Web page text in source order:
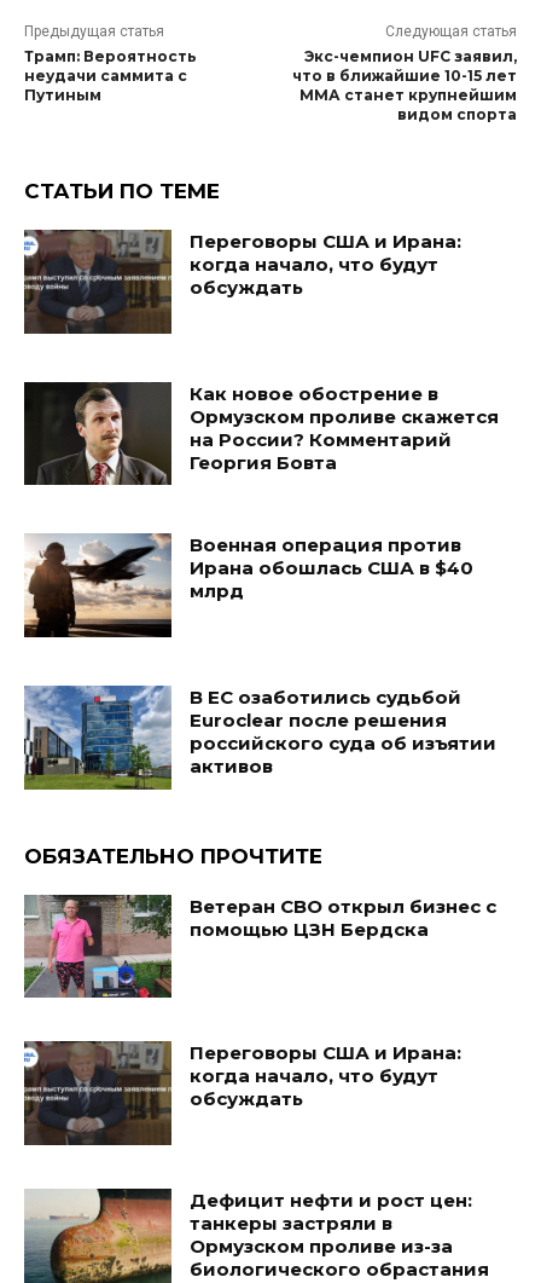
Предыдущая статья
Трамп: Вероятность
неудачи саммита с
Путиным
Следующая статья
Экс-чемпион UFC заявил,
что в ближайшие 10-15 лет
ММА станет крупнейшим
видом спорта
СТАТЬИ ПО ТЕМЕ
Переговоры США и Ирана:
когда начало, что будут
обсуждать
Как новое обострение в
Ормузском проливе скажется
на России? Комментарий
Георгия Бовта
Военная операция против
Ирана обошлась США в $40
млрд
В ЕС озаботились судьбой
Euroclear после решения
российского суда об изъятии
активов
ОБЯЗАТЕЛЬНО ПРОЧТИТЕ
Ветеран СВО открыл бизнес с
помощью ЦЗН Бердска
Переговоры США и Ирана:
когда начало, что будут
обсуждать
Дефицит нефти и рост цен:
танкеры застряли в
Ормузском проливе из-за
биологического обрастания